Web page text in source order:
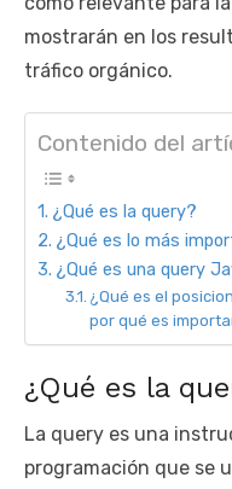
mostrarán en los
tráfico orgánico.
Contenido del
¿Qué es la query?
¿Qué es lo más
¿Qué es una query
¿Qué es el
por qué es
¿Qué es la
La query es una
programación que se